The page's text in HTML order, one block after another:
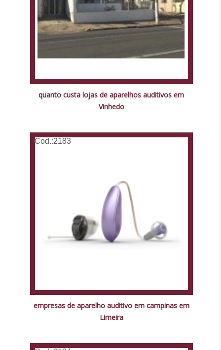
quanto custa lojas de aparelhos auditivos em
Vinhedo
Cod.:2183
empresas de aparelho auditivo em campinas em
Limeira